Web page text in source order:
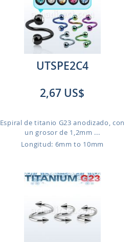
UTSPE2C4
2,67 US$
Espiral de titanio G23 anodizado, con
un grosor de 1,2mm ...
Longitud: 6mm to 10mm